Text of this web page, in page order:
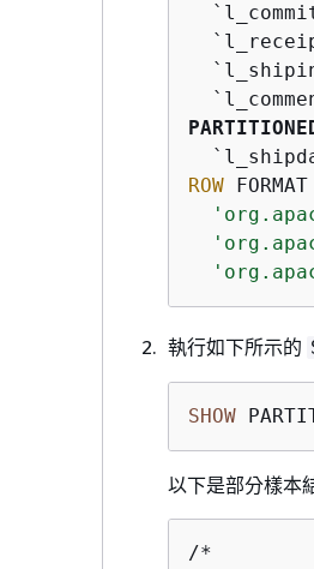
ROW
執行如下所示的
SHOW
以下是部分樣本
/*